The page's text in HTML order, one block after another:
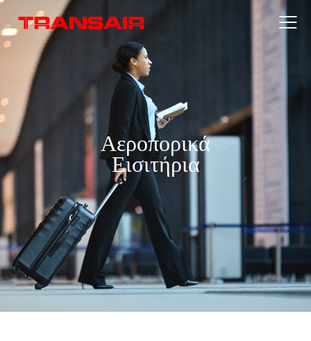
Αεροπορικά
Εισιτήρια